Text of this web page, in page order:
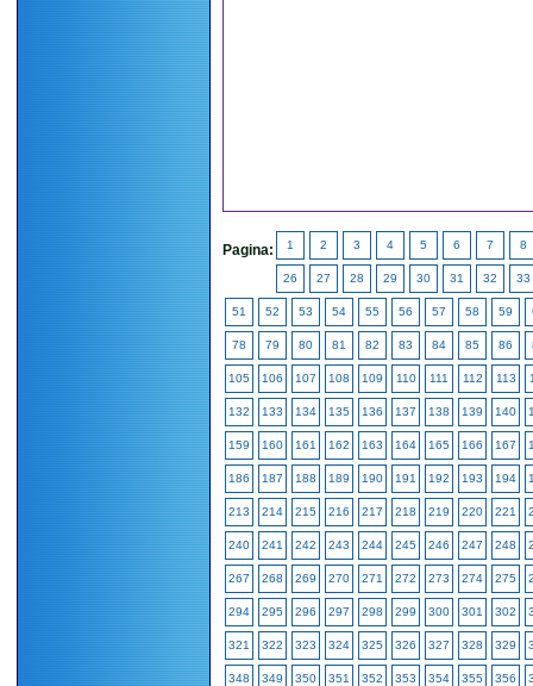
Pagina: 1 2 3 4 5 6 7 8
26 27 28 29 30 31 32 33
51 52 53 54 55 56 57 58 59
78 79 80 81 82 83 84 85 86
105 106 107 108 109 110 111 112 113
132 133 134 135 136 137 138 139 140
159 160 161 162 163 164 165 166 167
186 187 188 189 190 191 192 193 194
213 214 215 216 217 218 219 220 221
240 241 242 243 244 245 246 247 248
267 268 269 270 271 272 273 274 275
294 295 296 297 298 299 300 301 302
321 322 323 324 325 326 327 328 329
348 349 350 351 352 353 354 355 356